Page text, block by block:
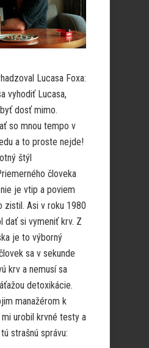
Lucasa Foxa:
vyhodiť Lucasa,
dosť mimo.
so mnou tempo v
a to proste nejde!
štýl
človeka
je vtip a poviem
zistil. Asi v roku 1980
dať si vymeniť krv. Z
je to výborný
sa v sekunde
krv a nemusí sa
detoxikácie.
manažérom k
urobil krvné testy a
strašnú správu: